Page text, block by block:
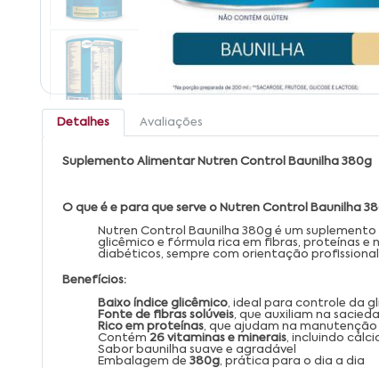
Detalhes Avaliações
Suplemento Alimentar Nutren Control Baunilha 380g
O que é e para que serve o Nutren Control Baunilha
Nutren Control Baunilha 380g é um
glicêmico e fórmula rica em fibras, proteínas e
diabéticos, sempre com orientação
Benefícios:
Baixo índice glicêmico, ideal para controle da
Fonte de fibras solúveis, que auxiliam na
Rico em proteínas, que ajudam na
Contém 26 vitaminas e minerais, incluindo
Sabor baunilha suave e agradável
Embalagem de 380g, prática para o dia a dia